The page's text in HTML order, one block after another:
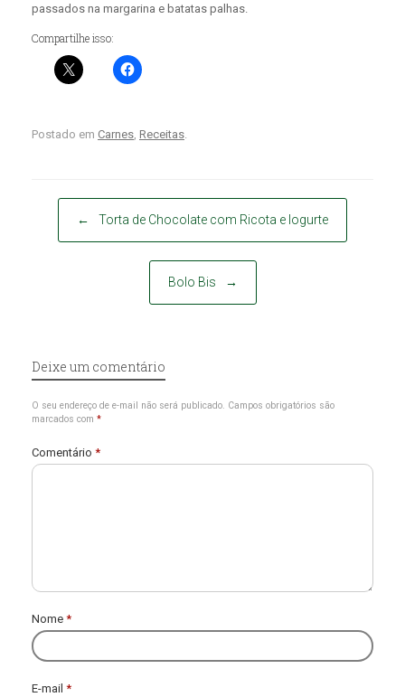
passados na margarina e batatas palhas.
Compartilhe isso:
Postado em Carnes, Receitas.
← Torta de Chocolate com Ricota e Iogurte
Bolo Bis →
Deixe um comentário
O seu endereço de e-mail não será publicado. Campos obrigatórios são
marcados com *
Comentário *
Nome *
E-mail *